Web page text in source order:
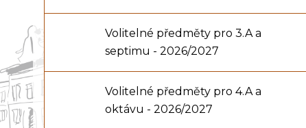
Volitelné předměty pro 3.A a
septimu - 2026/2027
Volitelné předměty pro 4.A a
oktávu - 2026/2027